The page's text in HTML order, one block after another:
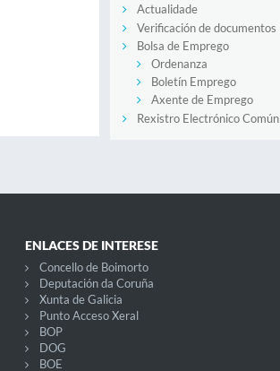
Actualidade
Verificación de documentos
Bolsa de Emprego
Ordenanza
Boletín Emprego
Axente de Emprego
Rexistro Electrónico Común
ENLACES DE INTERESE
Concello de Boimorto
Deputación da Coruña
Xunta de Galicia
Punto Acceso Xeral
BOP
DOG
BOE